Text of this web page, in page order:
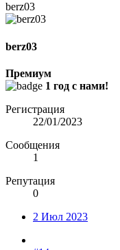
berz03
berz03
Премиум
1 год с нами!
Регистрация
22/01/2023
Сообщения
1
Репутация
0
2 Июл 2023